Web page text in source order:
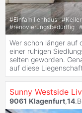
#Einfamilienhaus #Keller
#renovierungsbedürftig
Wer schon länger auf
einer ruhigen
selten geworden.
auf diese
9061 Klagenfurt,14